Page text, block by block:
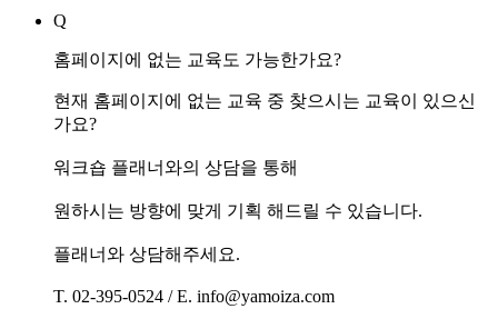
Q
홈페이지에 없는 교육도 가능한가요?
현재 홈페이지에 없는 교육 중 찾으시는 교육이 있으신
가요?
워크숍 플래너와의 상담을 통해
원하시는 방향에 맞게 기획 해드릴 수 있습니다.
플래너와 상담해주세요.
T. 02-395-0524 / E. info@yamoiza.com